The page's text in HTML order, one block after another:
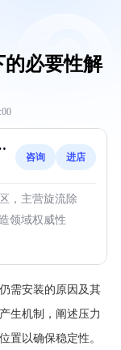
的必要性解
咨询 进店
，主营旋流除
领域权威性
需安装的原因及其
生机制，阐述压力
置以确保稳定性。